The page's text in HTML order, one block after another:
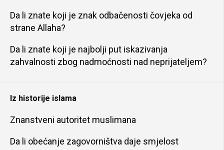
Da li znate koji je znak odbačenosti čovjeka od
strane Allaha?
Da li znate koji je najbolji put iskazivanja
zahvalnosti zbog nadmoćnosti nad neprijateljem?
Iz historije islama
Znanstveni autoritet muslimana
Da li obećanje zagovorništva daje smjelost